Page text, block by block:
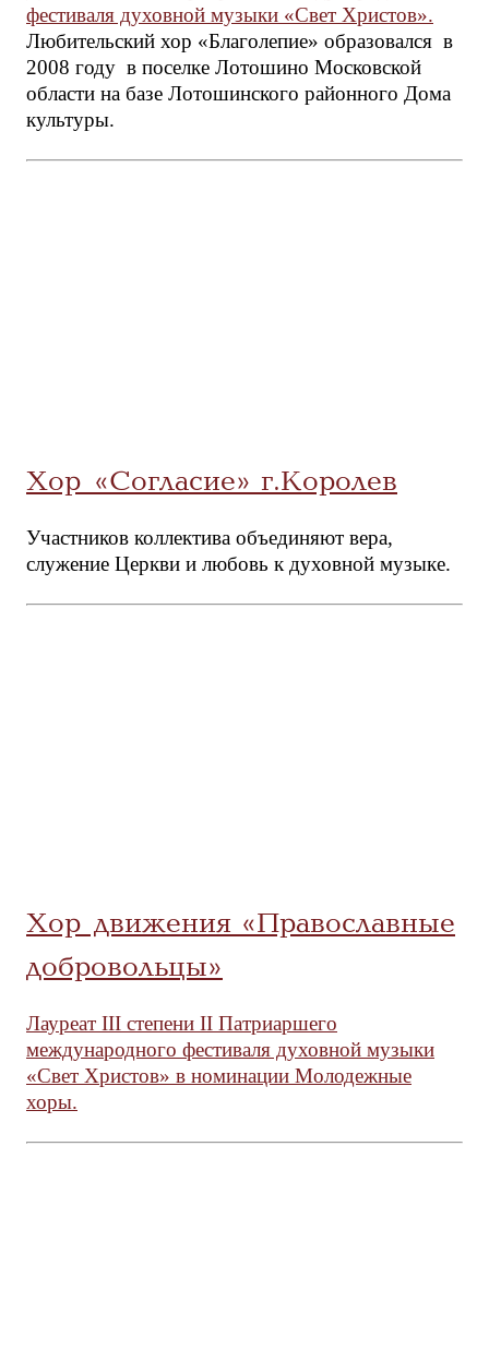
фестиваля духовной музыки «Свет Христов».
Любительский хор «Благолепие» образовался в
2008 году в поселке Лотошино Московской
области на базе Лотошинского районного Дома
культуры.
Хор «Согласие» г.Королев
Участников коллектива объединяют вера,
служение Церкви и любовь к духовной музыке.
Хор движения «Православные
добровольцы»
Лауреат III степени II Патриаршего
международного фестиваля духовной музыки
«Свет Христов» в номинации Молодежные
хоры.